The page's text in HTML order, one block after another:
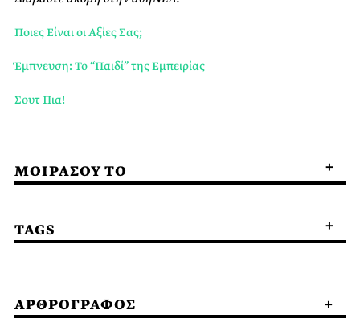
Ποιες Είναι οι Αξίες Σας;
Έμπνευση: Το “Παιδί” της Εμπειρίας
Σουτ Πια!
ΜΟΙΡΑΣΟΥ ΤΟ
TAGS
ΑΡΘΡΟΓΡΑΦΟΣ